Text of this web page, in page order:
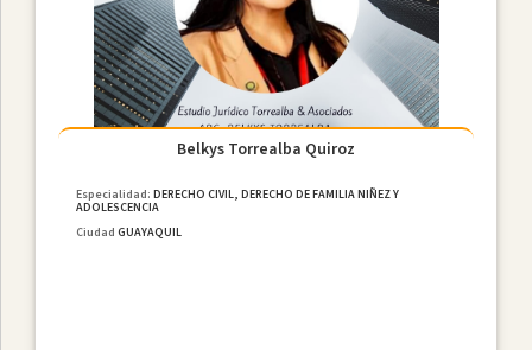
Belkys Torrealba Quiroz
Especialidad:DERECHO CIVIL, DERECHO DE FAMILIA NIÑEZ Y
ADOLESCENCIA
Ciudad GUAYAQUIL